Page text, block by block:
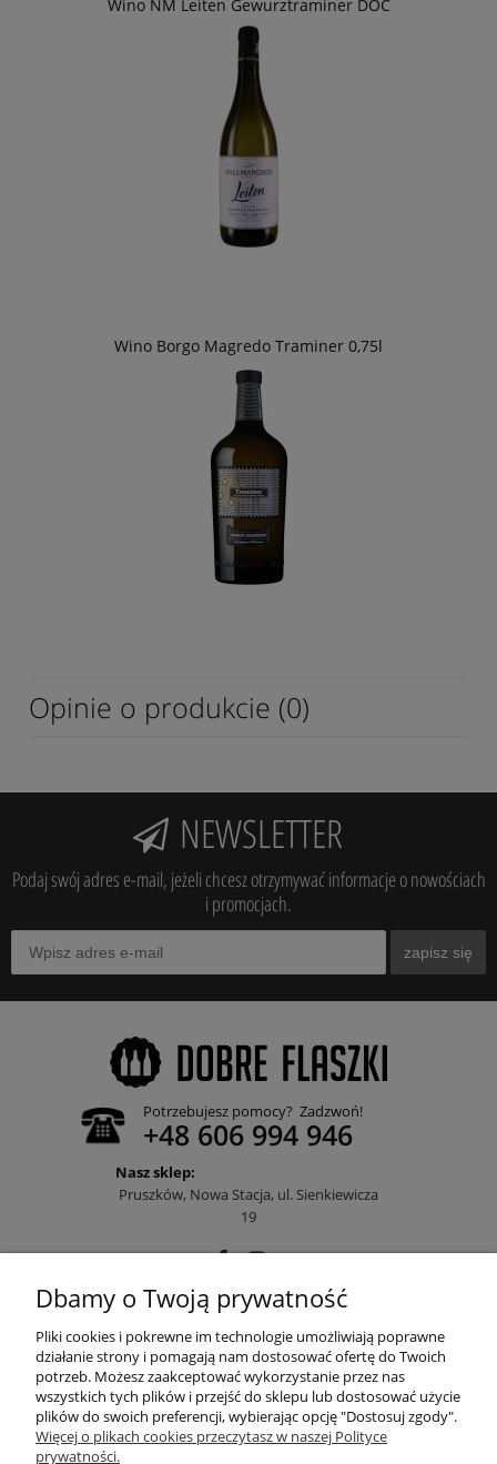
Wino NM Leiten Gewurztraminer DOC
Wino Borgo Magredo Traminer 0,75l
Opinie o produkcie (0)
NEWSLETTER
Podaj swój adres e-mail, jeżeli chcesz otrzymywać informacje o nowościach
i promocjach.
zapisz się
Potrzebujesz pomocy? Zadzwoń!
+48 606 994 946
Nasz sklep:
Pruszków, Nowa Stacja, ul. Sienkiewicza
19
POMOC
MOJE KONTO
Dbamy o Twoją prywatność
Pliki cookies i pokrewne im technologie umożliwiają poprawne
działanie strony i pomagają nam dostosować ofertę do Twoich
potrzeb. Możesz zaakceptować wykorzystanie przez nas
wszystkich tych plików i przejść do sklepu lub dostosować użycie
plików do swoich preferencji, wybierając opcję "Dostosuj zgody".
Więcej o plikach cookies przeczytasz w naszej Polityce
prywatności.